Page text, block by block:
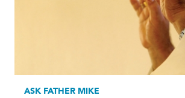
ASK FATHER MIKE